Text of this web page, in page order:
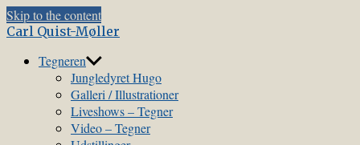
Skip to the content
Carl Quist-Møller
Tegneren
Jungledyret Hugo
Galleri / Illustrationer
Liveshows – Tegner
Video – Tegner